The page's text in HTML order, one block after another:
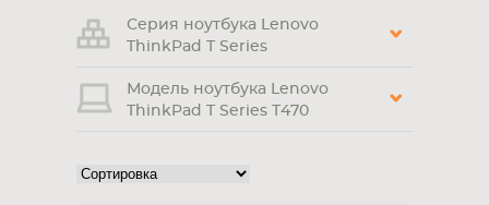
9:00-21:00
Серия ноутбука Lenovo
ThinkPad T Series
Модель ноутбука Lenovo
ThinkPad T Series T470